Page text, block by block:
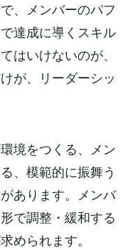
、メンバーのパフ
達成に導くスキル
はいけないのが、
が、リーダーシッ
境をつくる、メン
、模範的に振舞う
あります。メンバ
で調整・緩和する
められます。